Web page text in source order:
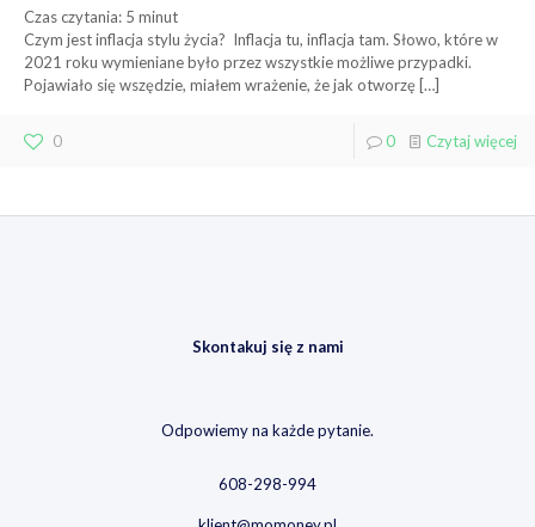
Czas czytania: 5 minut
Czym jest inflacja stylu życia? Inflacja tu, inflacja tam. Słowo, które w
2021 roku wymieniane było przez wszystkie możliwe przypadki.
Pojawiało się wszędzie, miałem wrażenie, że jak otworzę […]
0 0 Czytaj więcej
Skontakuj się z nami
Odpowiemy na każde pytanie.
608-298-994